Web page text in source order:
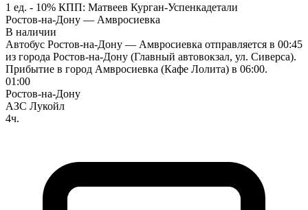
1 ед. - 10% КПП: Матвеев Курган-Успенкадетали
Ростов-на-Дону — Амвросиевка
В наличии
Автобус Ростов-на-Дону — Амвросиевка отправляется в 00:45
из города Ростов-на-Дону (Главный автовокзал, ул. Сиверса).
Прибытие в город Амвросиевка (Кафе Лолита) в 06:00.
01:00
Ростов-на-Дону
АЗС Лукойл
4ч.